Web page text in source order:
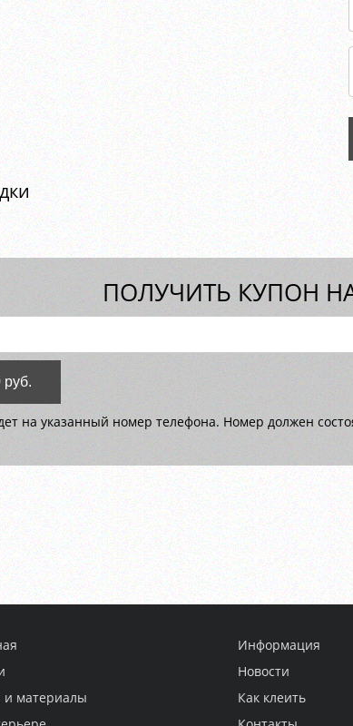
ПОЛУЧИТЬ КУПОН
руб.
на указанный номер телефона. Номер должен
материалы
Информация
Новости
Как клеить